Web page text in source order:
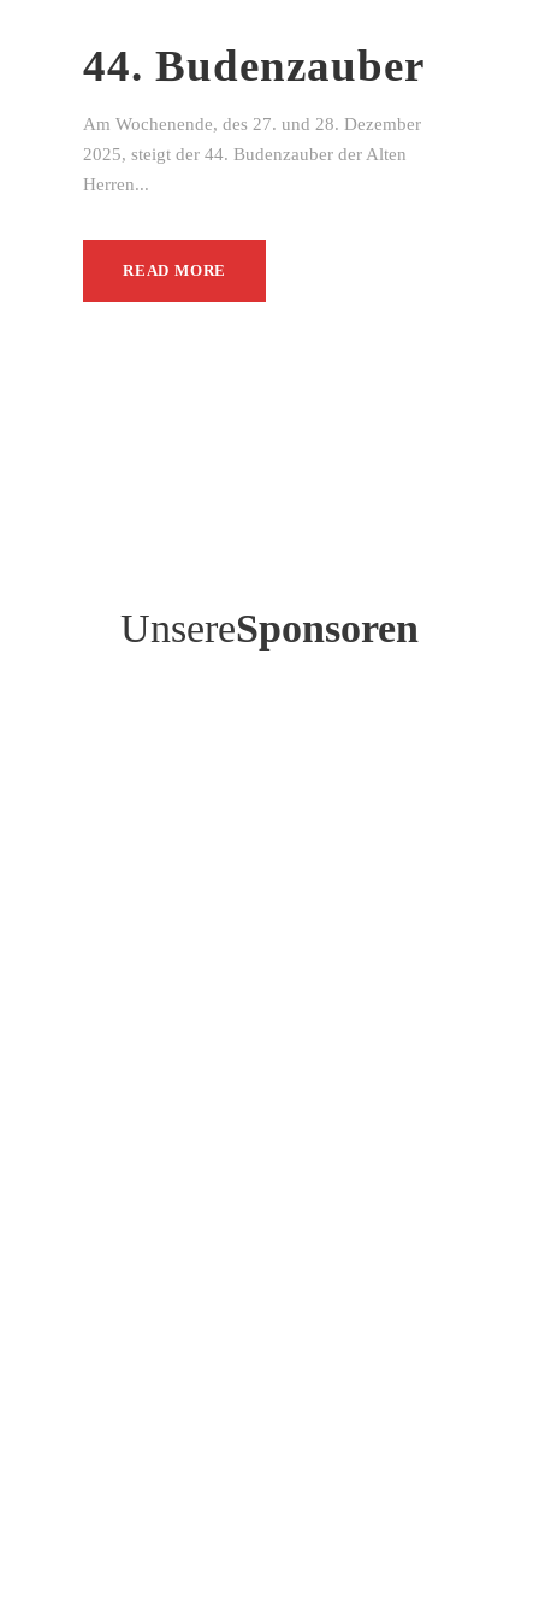
44. Budenzauber
Am Wochenende, des 27. und 28. Dezember
2025, steigt der 44. Budenzauber der Alten
Herren...
READ MORE
UnsereSponsoren